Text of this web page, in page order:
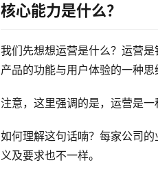
核心能力是什么？
我们先想想运营是什么？运营
产品的功能与用户体验的一种思
注意，这里强调的是，运营是一
如何理解这句话喃？每家公司
义及要求也不一样。